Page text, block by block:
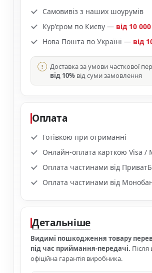
Самовивіз з наших шоурумів
Кур’єром по Києву — від 10
Нова Пошта по Україні — від
Доставка за умови часткової
від 10% від суми замовлення
Оплата
Готівкою при отриманні
Онлайн-оплата карткою Visa /
Оплата частинами від
Оплата частинами від
Детальніше
Видимі пошкодження товару
під час приймання-передачі. Після
офіційна гарантія виробника.